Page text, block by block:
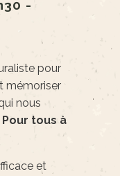
-
pour
mémoriser
nous
Pour tous à
et